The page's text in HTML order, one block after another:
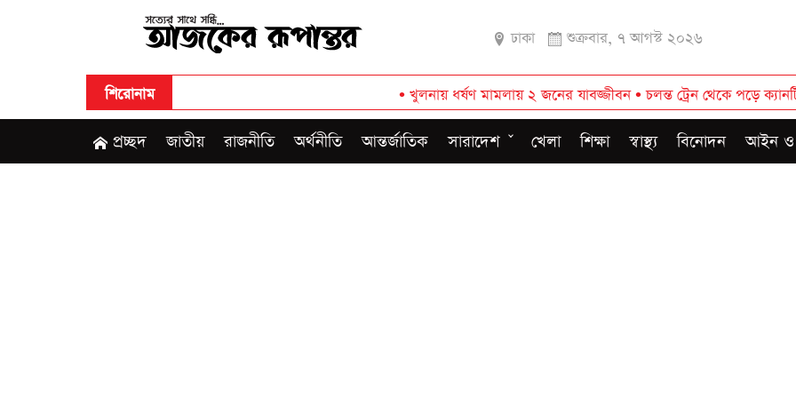
ঢাকা শুক্রবার, ৭ আগস্ট ২০২৬
শিরোনাম খুলনায় ধর্ষণ মামলায় ২ জনের যাবজ্জীবন• চলন্ত ট্রেন থেকে পড়ে ক্যানটিন বয় নিহত•পোষা
প্রচ্ছদ জাতীয় রাজনীতি অর্থনীতি আন্তর্জাতিক সারাদেশ খেলা শিক্ষা স্বাস্থ্য বিনোদন আইন